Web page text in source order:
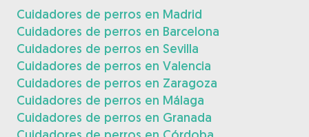
Cuidadores de perros en Madrid
Cuidadores de perros en Barcelona
Cuidadores de perros en Sevilla
Cuidadores de perros en Valencia
Cuidadores de perros en Zaragoza
Cuidadores de perros en Málaga
Cuidadores de perros en Granada